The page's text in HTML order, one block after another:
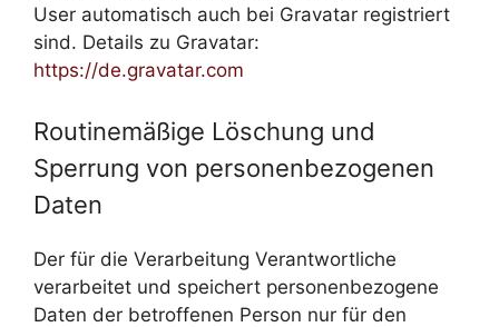
User automatisch auch bei Gravatar registriert
sind. Details zu Gravatar:
https://de.gravatar.com
Routinemäßige Löschung und
Sperrung von personenbezogenen
Daten
Der für die Verarbeitung Verantwortliche
verarbeitet und speichert personenbezogene
Daten der betroffenen Person nur für den